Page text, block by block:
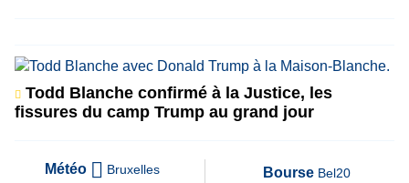
Todd Blanche confirmé à la Justice, les
fissures du camp Trump au grand jour
Météo Bruxelles Bourse Bel20